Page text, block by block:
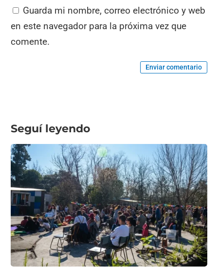
Guarda mi nombre, correo electrónico y web
en este navegador para la próxima vez que
comente.
Enviar comentario
Seguí leyendo